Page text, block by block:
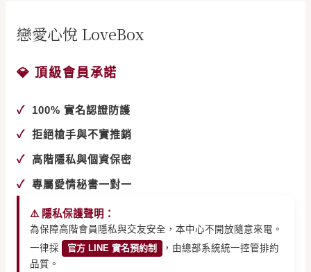
戀愛心悅 LoveBox
💎 頂級會員承諾
✓ 100% 實名認證防護
✓ 拒絕槍手與不實推銷
✓ 高階隱私與個資保密
✓ 專屬愛情秘書一對一
⚠️ 隱私保護聲明：
為保障高階會員隱私與交友安全，本中心不開放隨意來電。
一律採
官方 LINE 實名預約制
，由總部系統統一控管排約
品質。